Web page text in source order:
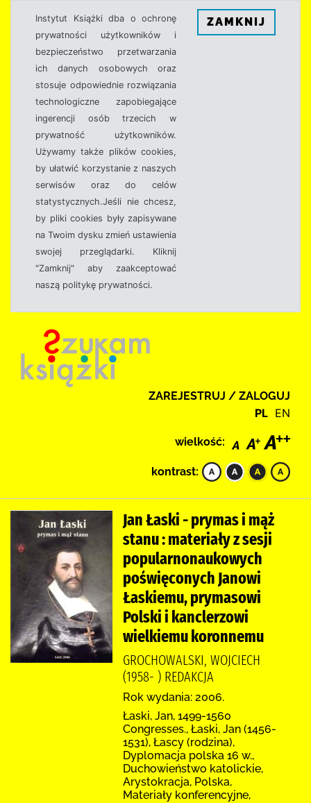
Instytut Książki dba o ochronę
prywatności użytkowników i
bezpieczeństwo przetwarzania
ich danych osobowych oraz
stosuje odpowiednie rozwiązania
technologiczne zapobiegające
ingerencji osób trzecich w
prywatność użytkowników.
Używamy także plików cookies,
by ułatwić korzystanie z naszych
serwisów oraz do celów
statystycznych.Jeśli nie chcesz,
by pliki cookies były zapisywane
na Twoim dysku zmień ustawienia
swojej przeglądarki. Kliknij
"Zamknij" aby zaakceptować
naszą politykę prywatności.
ZAMKNIJ
ZAREJESTRUJ / ZALOGUJ
PL EN
wielkość:
kontrast:
Jan Łaski - prymas i mąż
stanu : materiały z sesji
popularnonaukowych
poświęconych Janowi
Łaskiemu, prymasowi
Polski i kanclerzowi
wielkiemu koronnemu
GROCHOWALSKI, WOJCIECH
(1958- ) REDAKCJA
Rok wydania: 2006.
Łaski, Jan, 1499-1560
Congresses., Łaski, Jan (1456-
1531), Łascy (rodzina),
Dyplomacja polska 16 w.,
Duchowieństwo katolickie,
Arystokracja, Polska,
Materiały konferencyjne,